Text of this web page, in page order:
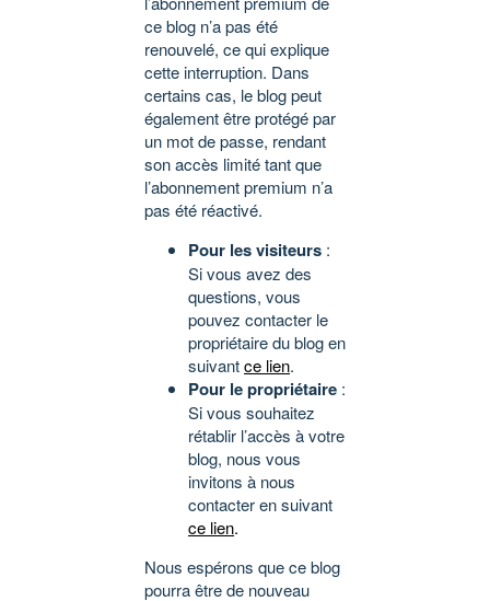
ce blog n’a pas été
renouvelé, ce qui explique
cette interruption. Dans
certains cas, le blog peut
également être protégé par
un mot de passe, rendant
son accès limité tant que
l’abonnement premium n’a
pas été réactivé.
Pour les visiteurs :
Si vous avez des
questions, vous
pouvez contacter le
propriétaire du blog en
suivantce lien.
Pour le propriétaire :
Si vous souhaitez
rétablir l’accès à votre
blog, nous vous
invitons à nous
contacter en suivant
ce lien.
Nous espérons que ce blog
pourra être de nouveau